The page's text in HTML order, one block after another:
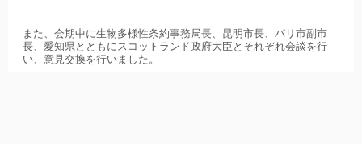
また、会期中に生物多様性条約事務局長、昆明市長、パリ市副市
長、愛知県とともにスコットランド政府大臣とそれぞれ会談を行
い、意見交換を行いました。